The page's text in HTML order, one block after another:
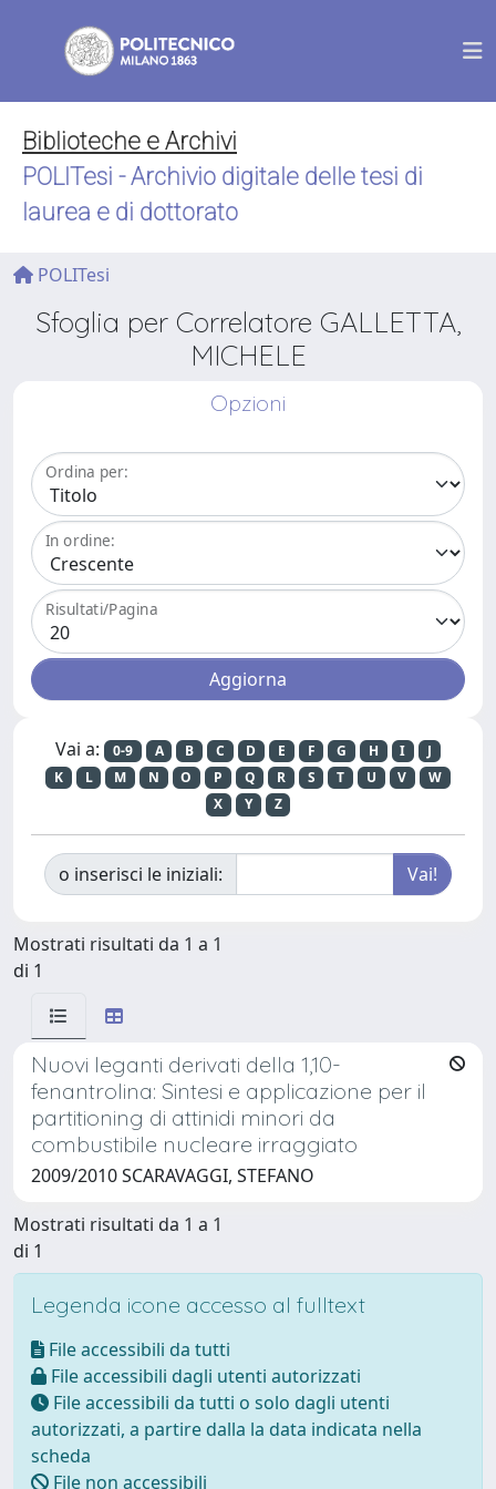
Biblioteche e Archivi
POLITesi - Archivio digitale delle tesi di
laurea e di dottorato
POLITesi
Sfoglia per Correlatore GALLETTA,
MICHELE
Opzioni
Ordina per:
In ordine:
Risultati/Pagina
Vai a: 0-9 A B C D E F G H I
J
K
L M N O P Q R S T U V
W
X
Y Z
o inserisci le iniziali:
Mostrati risultati da 1 a 1
di 1
Nuovi leganti derivati della 1,10-
fenantrolina: Sintesi e applicazione per il
partitioning di attinidi minori da
combustibile nucleare irraggiato
2009/2010 SCARAVAGGI, STEFANO
Mostrati risultati da 1 a 1
di 1
Legenda icone accesso al fulltext
File accessibili da tutti
File accessibili dagli utenti autorizzati
File accessibili da tutti o solo dagli utenti
autorizzati, a partire dalla la data indicata nella
scheda
File non accessibili